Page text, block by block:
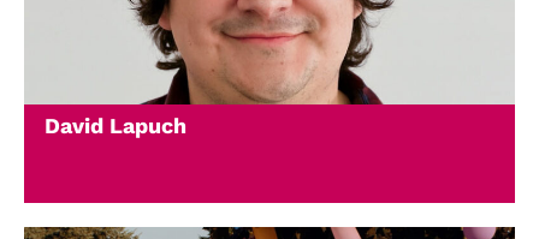
David Lapuch